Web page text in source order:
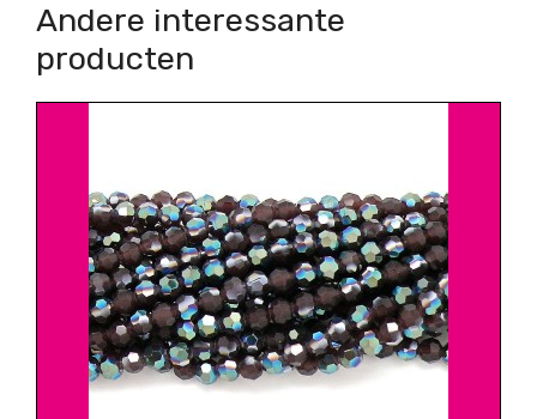
Andere interessante
producten